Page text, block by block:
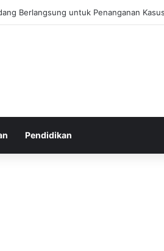
Pengorbanan Ekstrem dan Konsisten
Pendidikan